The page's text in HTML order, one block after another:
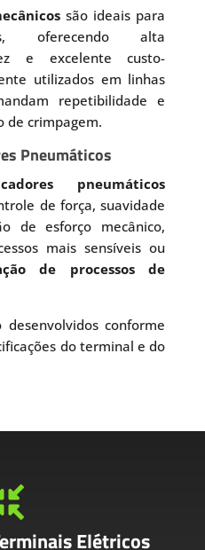
são ideais para
oferecendo alta
e excelente custo-
utilizados em linhas
repetibilidade e
de crimpagem.
Pneumáticos
pneumáticos
de força, suavidade
de esforço mecânico,
mais sensíveis ou
de processos de
conforme
do terminal e do
Elétricos